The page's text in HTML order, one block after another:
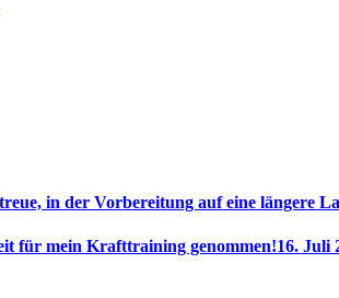
in der Vorbereitung auf eine längere
für mein Krafttraining genommen!16. Juli